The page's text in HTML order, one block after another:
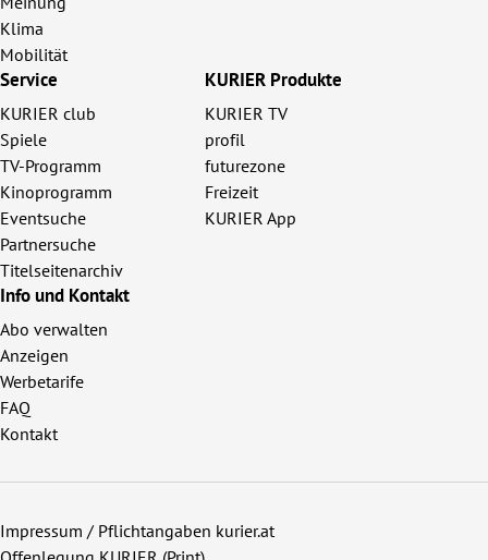
Klima
Mobilität
Service
KURIER club
Spiele
TV-Programm
Kinoprogramm
Eventsuche
Partnersuche
Titelseitenarchiv
KURIER Produkte
KURIER TV
profil
futurezone
Freizeit
KURIER App
Info und Kontakt
Abo verwalten
Anzeigen
Werbetarife
FAQ
Kontakt
Impressum / Pflichtangaben kurier.at